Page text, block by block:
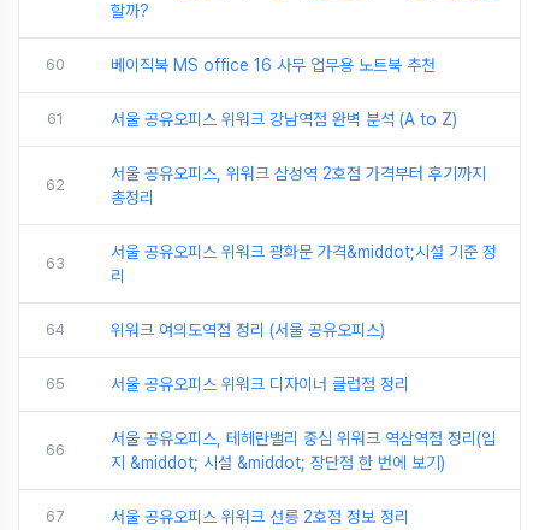
할까?
60 베이직북 MS office 16 사무 업무용 노트북 추천
61 서울 공유오피스 위워크 강남역점 완벽 분석 (A to Z)
62
서울 공유오피스, 위워크 삼성역 2호점 가격부터 후기까지
총정리
63
서울 공유오피스 위워크 광화문 가격&middot;시설 기준 정
리
64 위워크 여의도역점 정리 (서울 공유오피스)
65 서울 공유오피스 위워크 디자이너 클럽점 정리
66
서울 공유오피스, 테헤란밸리 중심 위워크 역삼역점 정리(입
지 &middot; 시설 &middot; 장단점 한 번에 보기)
67 서울 공유오피스 위워크 선릉 2호점 정보 정리